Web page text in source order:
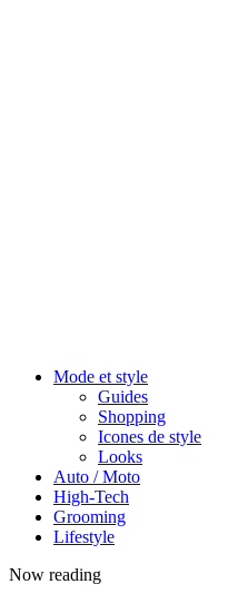
Mode et style
Guides
Shopping
Icones de style
Looks
Auto / Moto
High-Tech
Grooming
Lifestyle
Now reading